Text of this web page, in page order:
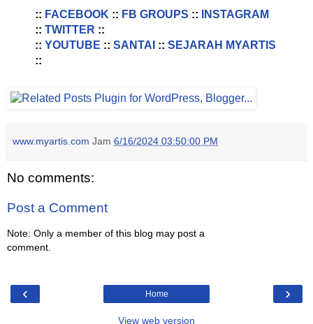
:: FACEBOOK :: FB GROUPS ::
INSTAGRAM
:: TWITTER ::
:: YOUTUBE :: SANTAI :: SEJARAH MYARTIS
::
www.myartis.com Jam 6/16/2024 03:50:00 PM
No comments:
Post a Comment
Note: Only a member of this blog may post a
comment.
‹ ›
Home
View web version